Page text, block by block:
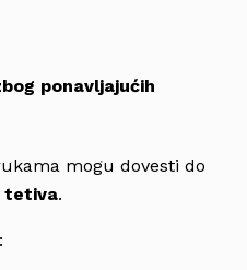
ponavljajućih
mogu dovesti do
tetiva.